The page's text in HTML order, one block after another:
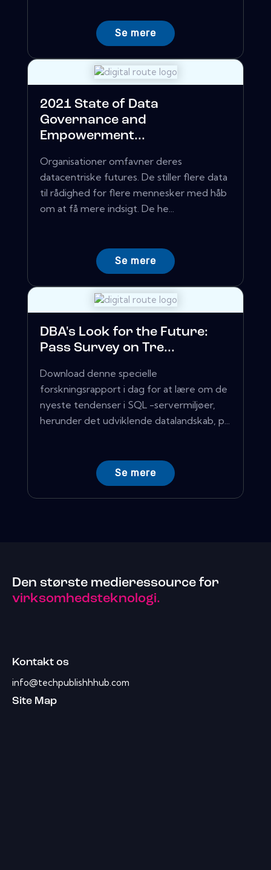
Se mere
2021 State of Data
Governance and
Empowerment...
Organisationer omfavner deres
datacentriske futures. De stiller flere data
til rådighed for flere mennesker med håb
om at få mere indsigt. De he...
Se mere
DBA's Look for the Future:
Pass Survey on Tre...
Download denne specielle
forskningsrapport i dag for at lære om de
nyeste tendenser i SQL -servermiljøer,
herunder det udviklende datalandskab, p...
Se mere
Den største medieressource for
virksomhedsteknologi.
Kontakt os
info@techpublishhhub.com
Site Map